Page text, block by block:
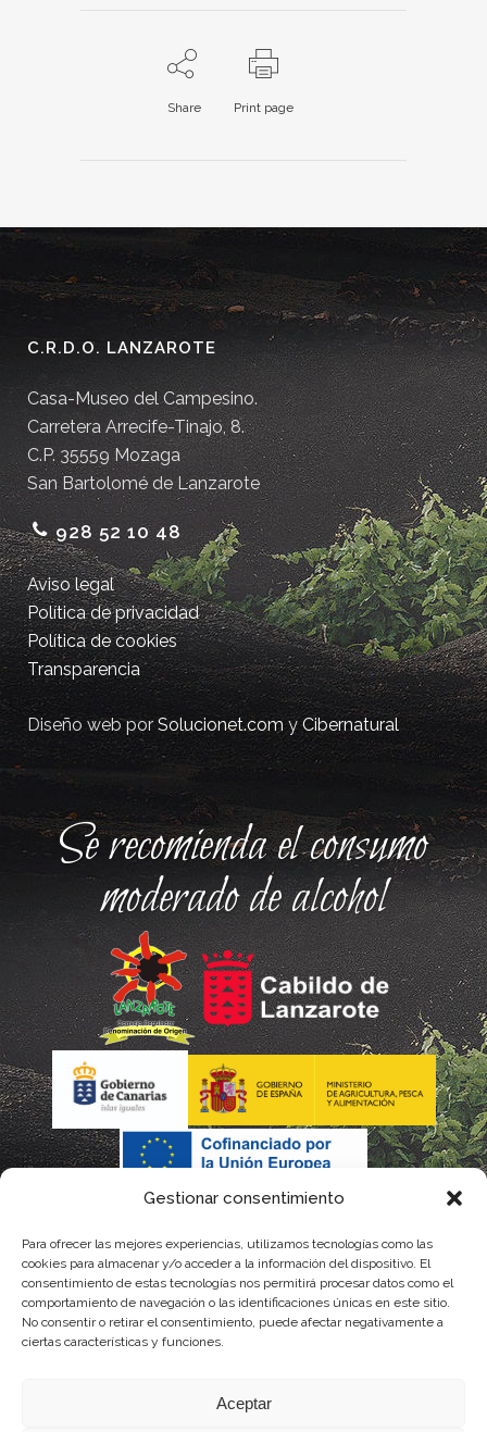
Gestionar consentimiento
Para ofrecer las mejores experiencias, utilizamos tecnologías como las
cookies para almacenar y/o acceder a la información del dispositivo. El
consentimiento de estas tecnologías nos permitirá procesar datos como el
comportamiento de navegación o las identificaciones únicas en este sitio.
No consentir o retirar el consentimiento, puede afectar negativamente a
ciertas características y funciones.
Aceptar
Share Print page
C.R.D.O. LANZAROTE
Casa-Museo del Campesino.
Carretera Arrecife-Tinajo, 8.
C.P. 35559 Mozaga
San Bartolomé de Lanzarote
928 52 10 48
Aviso legal
Política de privacidad
Política de cookies
Transparencia
Diseño web porSolucionet.comyCibernatural
Se recomienda el consumo
moderado de alcohol
La gestión de la DOP Lanzarote realizada por este Consejo Regulador es financiada,
con fondos provenientes del presupuesto de gastos del Instituto Canario de